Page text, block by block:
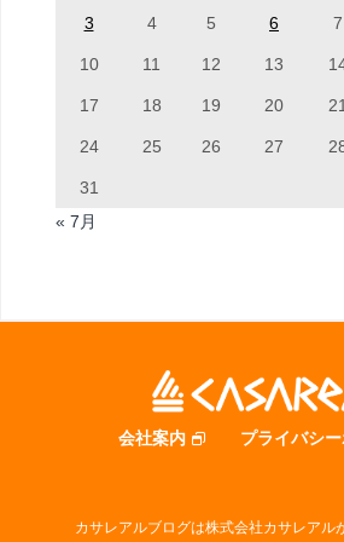
3 4 5 6 7
10 11 12 13
17 18 19 20 21
24 25 26 27
31
« 7月
会社案内 プライバシ
カサレアルブログは株式会社カサレアル